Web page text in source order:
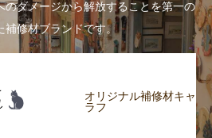
のダメージから解放することを第一の
補修材ブランドです。
オリジナル補修材キャ
ラフ